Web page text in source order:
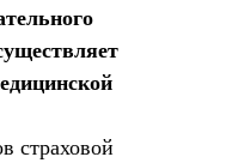
страховой